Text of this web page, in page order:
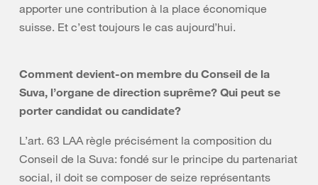
apporter une contribution à la place économique
suisse. Et c’est toujours le cas aujourd’hui.
Comment devient-on membre du Conseil de la
Suva, l’organe de direction suprême? Qui peut se
porter candidat ou candidate?
L’art. 63 LAA règle précisément la composition du
Conseil de la Suva: fondé sur le principe du partenariat
social, il doit se composer de seize représentants